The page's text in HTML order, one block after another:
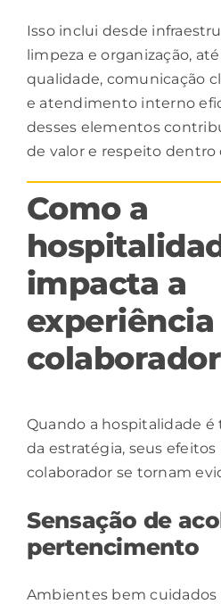
Isso inclui desde
limpeza e organização,
qualidade, comunicação
e atendimento interno
desses elementos
de valor e respeito dentro
Como a
impacta a
colaborador
Quando a hospitalidade
da estratégia, seus
colaborador se tornam
Sensação de
pertencimento
Ambientes bem